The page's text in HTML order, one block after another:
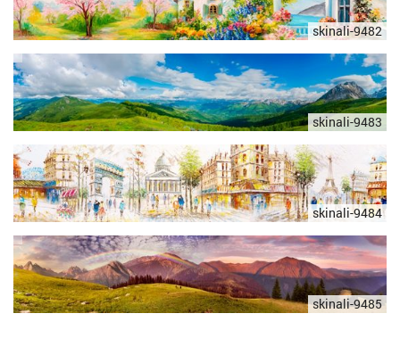
skinali-9482
skinali-9483
skinali-9484
skinali-9485